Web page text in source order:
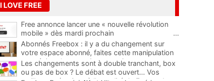
I LOVE FREE
Free annonce lancer une « nouvelle révolution
mobile » dès mardi prochain
...
Abonnés Freebox : il y a du changement sur
votre espace abonné, faites cette manipulation
pour éviter de mauvaises surprises
...
Les changements sont à double tranchant, box
ou pas de box ? Le débat est ouvert... Vos